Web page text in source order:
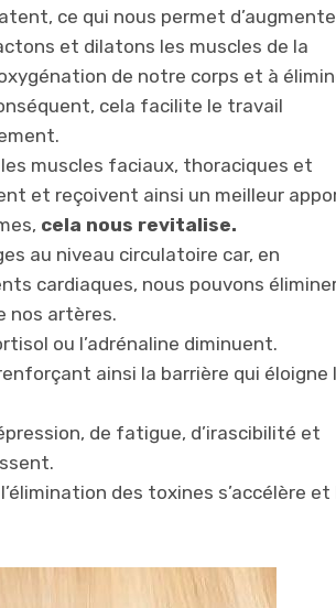
ce qui nous permet
et dilatons les muscles de la
de notre corps et à
cela facilite le travail
muscles faciaux, thoraciques et
et reçoivent ainsi un meilleur
cela nous revitalise.
au niveau circulatoire car, en
cardiaques, nous pouvons
nos artères.
ou l’adrénaline diminuent.
ainsi la barrière qui éloigne
de fatigue, d’irascibilité et
des toxines s’accélère et